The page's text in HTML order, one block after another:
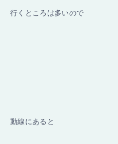
行くところは多いので
動線にあると